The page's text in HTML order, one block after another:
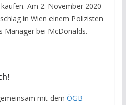
Am 2. November 2020
in Wien einem Polizisten
Manager bei McDonalds.
mit dem ÖGB-